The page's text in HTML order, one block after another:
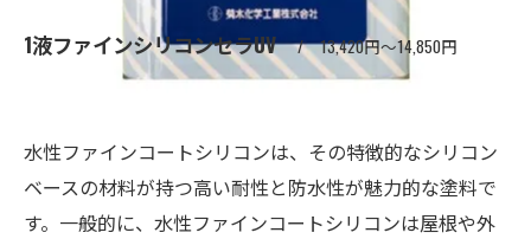
1液ファインシリコンセラUV 13,420円～14,850円
水性ファインコートシリコンは、その特徴的なシリコン
ベースの材料が持つ高い耐性と防水性が魅力的な塗料で
す。一般的に、水性ファインコートシリコンは屋根や外